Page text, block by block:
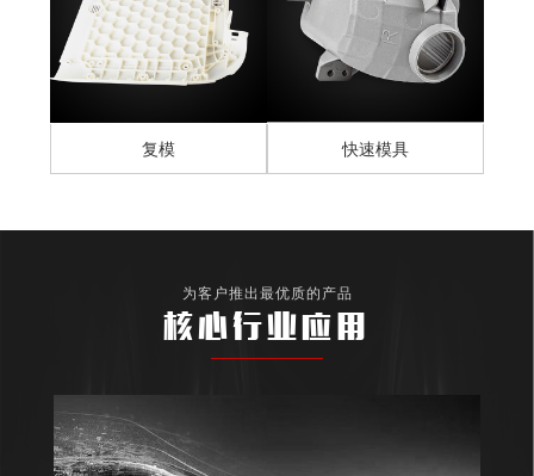
复模 快速模具
为客户推出最优质的产品
核心行业应用